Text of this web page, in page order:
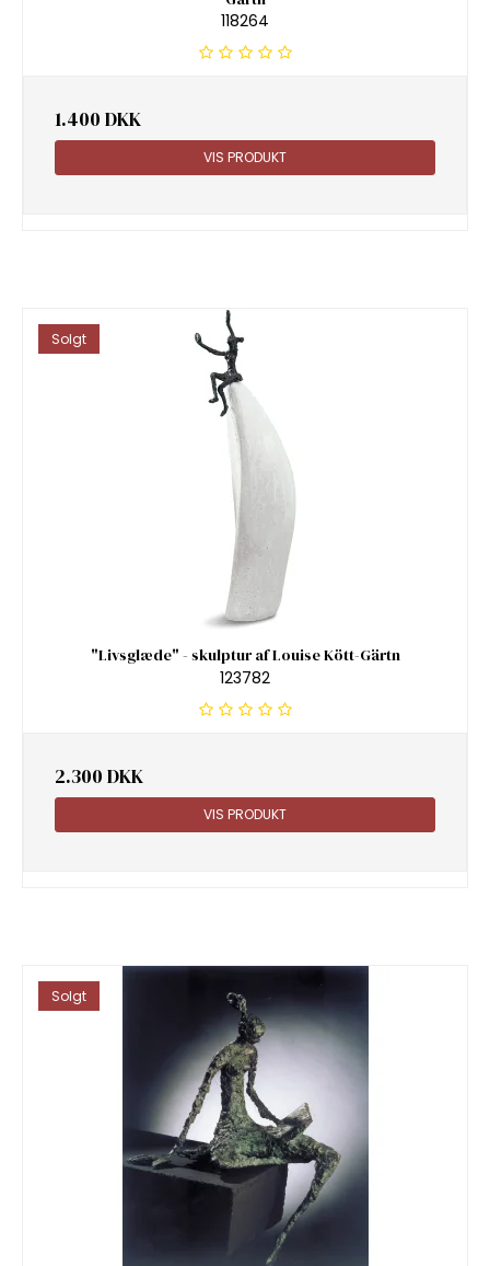
118264
1.400 DKK
VIS PRODUKT
Solgt
"Livsglæde" - skulptur af Louise Kött-Gärtn
123782
2.300 DKK
VIS PRODUKT
Solgt